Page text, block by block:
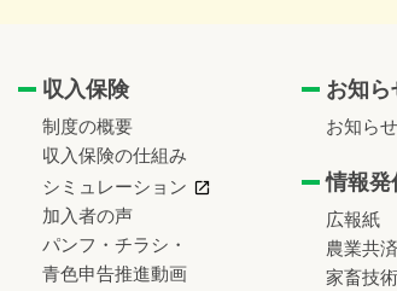
収入保険
制度の概要
収入保険の仕組み
シミュレーション
加入者の声
パンフ・チラシ・
青色申告推進動画
お知ら
お知らせ
情報発
広報紙
農業共
家畜技